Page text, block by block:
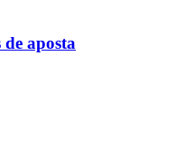
de aposta